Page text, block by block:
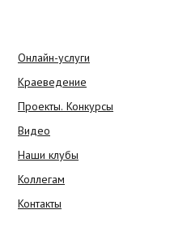
Онлайн-услуги
Краеведение
Проекты. Конкурсы
Видео
Наши клубы
Коллегам
Контакты